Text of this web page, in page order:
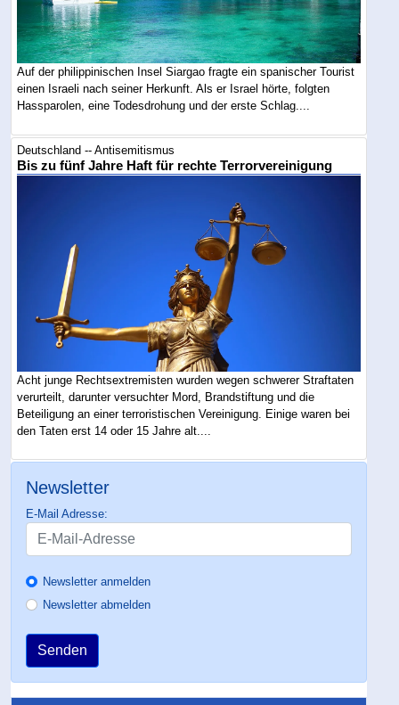
Auf der philippinischen Insel Siargao fragte ein spanischer Tourist
einen Israeli nach seiner Herkunft. Als er Israel hörte, folgten
Hassparolen, eine Todesdrohung und der erste Schlag....
Deutschland -- Antisemitismus
Bis zu fünf Jahre Haft für rechte Terrorvereinigung
Acht junge Rechtsextremisten wurden wegen schwerer Straftaten
verurteilt, darunter versuchter Mord, Brandstiftung und die
Beteiligung an einer terroristischen Vereinigung. Einige waren bei
den Taten erst 14 oder 15 Jahre alt....
Newsletter
E-Mail Adresse:
Newsletter anmelden
Newsletter abmelden
Senden